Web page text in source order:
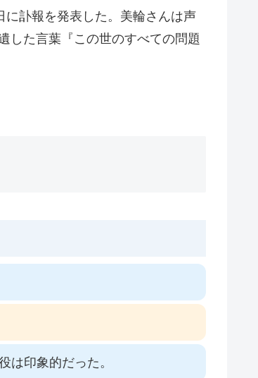
訃報を発表した。美輪さんは声
した言葉『この世のすべての問題
は印象的だった。